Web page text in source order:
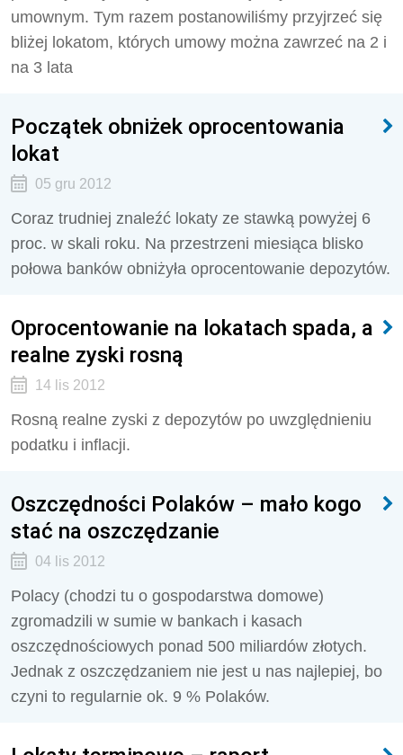
umownym. Tym razem postanowiliśmy przyjrzeć się
bliżej lokatom, których umowy można zawrzeć na 2 i
na 3 lata
Początek obniżek oprocentowania
lokat
05 gru 2012
Coraz trudniej znaleźć lokaty ze stawką powyżej 6
proc. w skali roku. Na przestrzeni miesiąca blisko
połowa banków obniżyła oprocentowanie depozytów.
Oprocentowanie na lokatach spada, a
realne zyski rosną
14 lis 2012
Rosną realne zyski z depozytów po uwzględnieniu
podatku i inflacji.
Oszczędności Polaków – mało kogo
stać na oszczędzanie
04 lis 2012
Polacy (chodzi tu o gospodarstwa domowe)
zgromadzili w sumie w bankach i kasach
oszczędnościowych ponad 500 miliardów złotych.
Jednak z oszczędzaniem nie jest u nas najlepiej, bo
czyni to regularnie ok. 9 % Polaków.